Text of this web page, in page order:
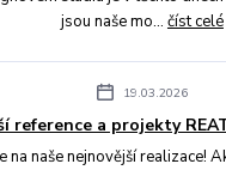
jsou naše mo... číst celé
19.03.2026
reference a projekty
na naše nejnovější realizace!